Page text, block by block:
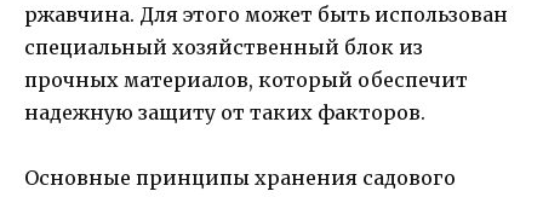
ржавчина. Для этого может быть использован
специальный хозяйственный блок из
прочных материалов, который обеспечит
надежную защиту от таких факторов.
Основные принципы хранения садового